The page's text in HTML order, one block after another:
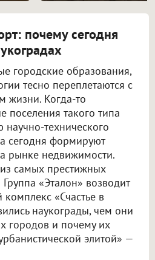
почему сегодня
городские образования,
тесно переплетаются с
жизни. Когда-то
поселения такого типа
научно-технического
сегодня формируют
рынке недвижимости.
самых престижных
«Эталон» возводит
«Счастье в
наукограды, чем они
городов и почему их
элитой» —